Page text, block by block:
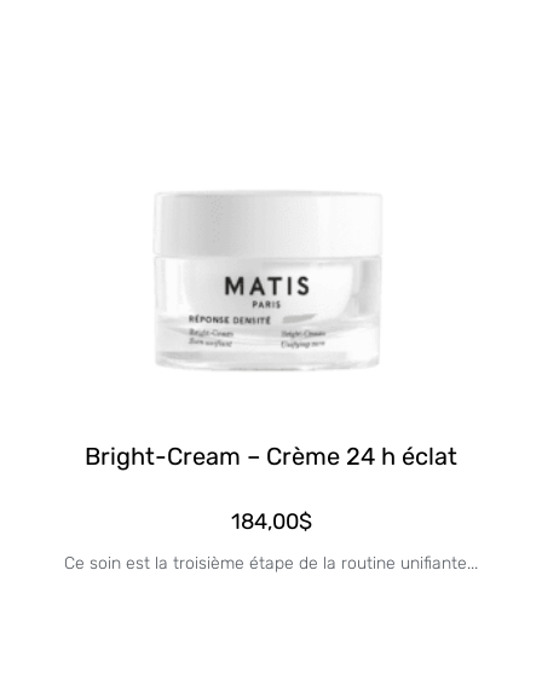
Bright-Cream – Crème 24 h éclat
184,00$
Ce soin est la troisième étape de la routine unifiante...